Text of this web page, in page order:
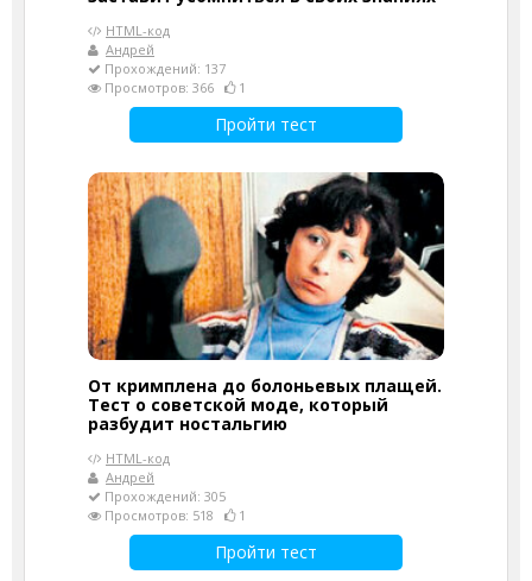
HTML-код
Андрей
Прохождений: 137
Просмотров: 366
1
Пройти тест
От кримплена до болоньевых плащей.
Тест о советской моде, который
разбудит ностальгию
HTML-код
Андрей
Прохождений: 305
Просмотров: 518
1
Пройти тест